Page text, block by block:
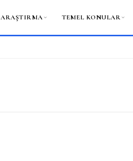
ARAŞTIRMA TEMEL KONULAR